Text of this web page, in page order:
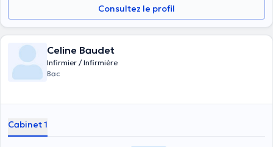
Consultez le profil
Celine Baudet
Infirmier / Infirmière
Bac
Cabinet 1